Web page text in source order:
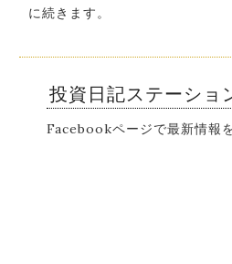
に続きます。
投資日記ステーショ
Facebookページで最新情報